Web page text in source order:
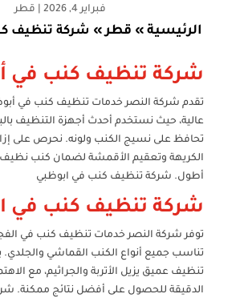
فبراير 4, 2026 قطر
الرئيسية » قطر» شركة تنظيف
شركة تنظيف كنب في
تقدم شركة النصر خدمات تنظيف كنب في
عالية، حيث نستخدم أحدث أجهزة التنظيف
تحافظ على نسيج الكنب ولونه. نحرص على
الكريهة وتعقيم الأقمشة لضمان كنب
أطول. شركة تنظيف كنب في ابوظبي
شركة تنظيف كنب في
توفر شركة النصر خدمات تنظيف كنب في
تناسب جميع أنواع الكنب القماشي والجلدي.
تنظيف عميق يزيل الأتربة والجراثيم، مع
الدقيقة للحصول على أفضل نتائج ممكنة.